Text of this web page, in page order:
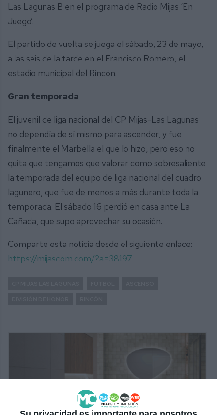
Las Lagunas B en el programa de Radio Mijas ‘En
Juego’.
El partido de vuelta se juega el sábado, 23 de mayo,
a las seis de la tarde en el Francisco Romero, el
estadio municipal del Rincón.
Gran temporada
El juvenil de liga nacional del CP Mijas-Las Lagunas
no dependía de sí mismo para ascender, y fue
finalmente el Marbella el que lo hizo, pero eso no
quita que tengamos que valorar como sobresaliente
la temporada del equipo de liga nacional del cuadro
lagunero, que fue de menos a más durante toda la
temporada. El sábado 16 perdió en casa ante La
Cañada, que supo aprovechar su ocasión.
Comparte esta noticia desde el siguiente enlace:
https://mijascom.com/?a=38197